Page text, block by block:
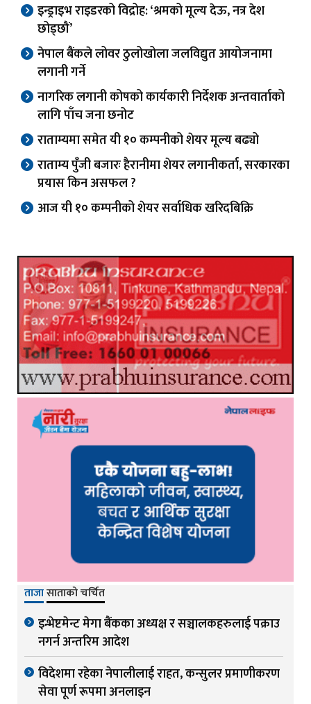
इन्ड्राइभ राइडरको विद्रोह: ‘श्रमको मूल्य देऊ, नत्र देश
छोड्छौं’
नेपाल बैंकले लोवर ठुलोखोला जलविद्युत आयोजनामा
लगानी गर्ने
नागरिक लगानी कोषको कार्यकारी निर्देशक अन्तवार्ताको
लागि पाँच जना छनोट
राताम्यमा समेत यी १० कम्पनीको शेयर मूल्य बढ्यो
राताम्य पुँजी बजारः हैरानीमा शेयर लगानीकर्ता, सरकारका
प्रयास किन असफल ?
आज यी १० कम्पनीको शेयर सर्वाधिक खरिदबिक्रि
ताजासाताको चर्चित
इन्भेष्टमेन्ट मेगा बैंकका अध्यक्ष र सञ्चालकहरुलाई पक्राउ
नगर्न अन्तरिम आदेश
विदेशमा रहेका नेपालीलाई राहत, कन्सुलर प्रमाणीकरण
सेवा पूर्ण रूपमा अनलाइन